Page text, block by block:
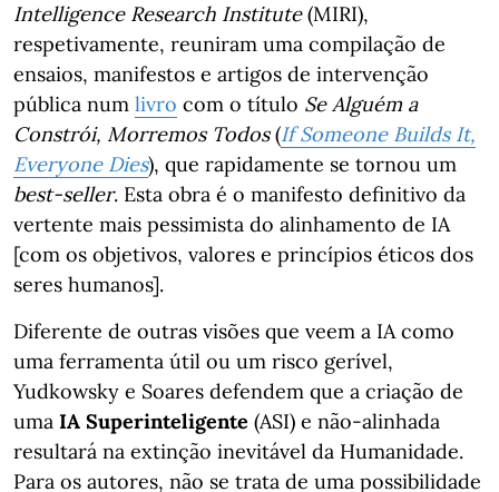
Intelligence Research Institute(MIRI),
respetivamente, reuniram uma compilação de
ensaios, manifestos e artigos de intervenção
pública num livro com o título Se Alguém a
Constrói, Morremos Todos(If Someone Builds It,
Everyone Dies), que rapidamente se tornou um
best-seller. Esta obra é o manifesto definitivo da
vertente mais pessimista do alinhamento de IA
[com os objetivos, valores e princípios éticos dos
seres humanos].
Diferente de outras visões que veem a IA como
uma ferramenta útil ou um risco gerível,
Yudkowsky e Soares defendem que a criação de
uma IA Superinteligente (ASI) e não-alinhada
resultará na extinção inevitável da Humanidade.
Para os autores, não se trata de uma possibilidade